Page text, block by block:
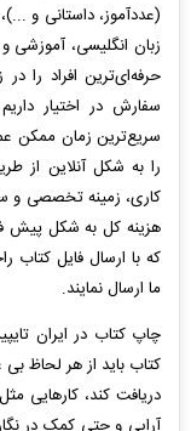
(عددآموز، داستانی و
زبان انگلیسی، آموزشی
حرفه‌ای‌ترین افراد را
سفارش در اختیار
سریع‌ترین زمان ممکن
را به شکل آنلاین از
کاری، زمینه تخصصی و
هزینه کل به شکل پیش
ما ارسال نمایند.
چاپ کتاب در ایران
کتاب باید از هر لحاظ بی
دریافت کند، کارهایی